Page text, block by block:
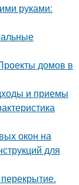
руками:
домов в
и приемы
окон на
для